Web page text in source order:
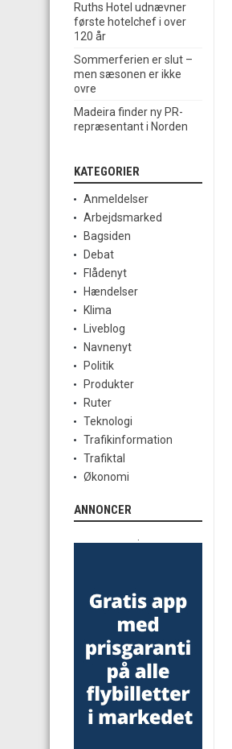
Ruths Hotel udnævner
første hotelchef i over
120 år
Sommerferien er slut –
men sæsonen er ikke
ovre
Madeira finder ny PR-
repræsentant i Norden
KATEGORIER
Anmeldelser
Arbejdsmarked
Bagsiden
Debat
Flådenyt
Hændelser
Klima
Liveblog
Navnenyt
Politik
Produkter
Ruter
Teknologi
Trafikinformation
Trafiktal
Økonomi
ANNONCER